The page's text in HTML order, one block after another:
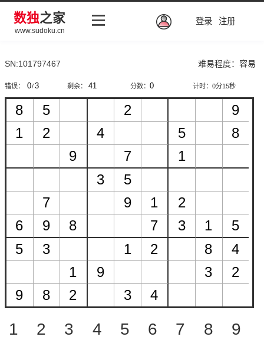
数独之家
www.sudoku.cn
登录 注册
SN:101797467 难易程度：容易
错误： / 剩余： 分数： 计时：0分15秒
1 2 3 4 5 6 7 8 9